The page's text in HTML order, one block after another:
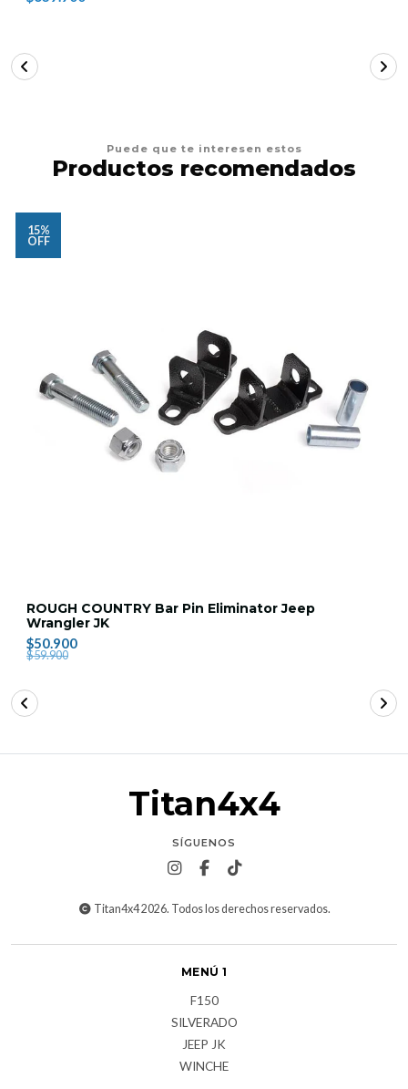
Puede que te interesen estos
Productos recomendados
15%
OFF
ROUGH COUNTRY Bar Pin Eliminator Jeep
Wrangler JK
$50.900
$59.900
Titan4x4
SÍGUENOS
Titan4x4 2026. Todos los derechos reservados.
MENÚ 1
F150
SILVERADO
JEEP JK
WINCHE